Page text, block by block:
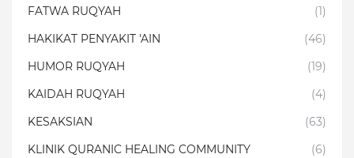
FATWA RUQYAH
(1)
HAKIKAT PENYAKIT 'AIN
(46)
HUMOR RUQYAH
(19)
KAIDAH RUQYAH
(4)
KESAKSIAN
(63)
KLINIK QURANIC HEALING COMMUNITY
(6)